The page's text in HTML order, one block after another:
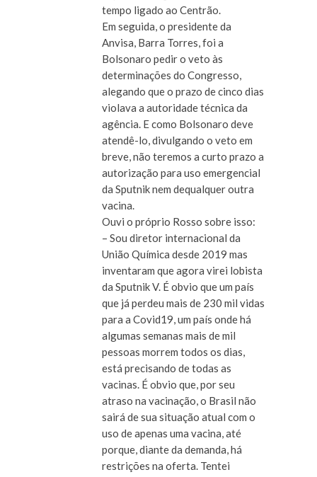
tempo ligado ao Centrão.
Em seguida, o presidente da
Anvisa, Barra Torres, foi a
Bolsonaro pedir o veto às
determinações do Congresso,
alegando que o prazo de cinco dias
violava a autoridade técnica da
agência. E como Bolsonaro deve
atendê-lo, divulgando o veto em
breve, não teremos a curto prazo a
autorização para uso emergencial
da Sputnik nem dequalquer outra
vacina.
Ouvi o próprio Rosso sobre isso:
– Sou diretor internacional da
União Química desde 2019 mas
inventaram que agora virei lobista
da Sputnik V. É obvio que um país
que já perdeu mais de 230 mil vidas
para a Covid19, um país onde há
algumas semanas mais de mil
pessoas morrem todos os dias,
está precisando de todas as
vacinas. É obvio que, por seu
atraso na vacinação, o Brasil não
sairá de sua situação atual com o
uso de apenas uma vacina, até
porque, diante da demanda, há
restrições na oferta. Tentei